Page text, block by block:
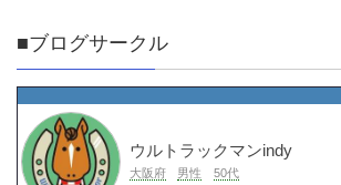
■ブログサークル
ウルトラックマンindy
大阪府 男性 50代